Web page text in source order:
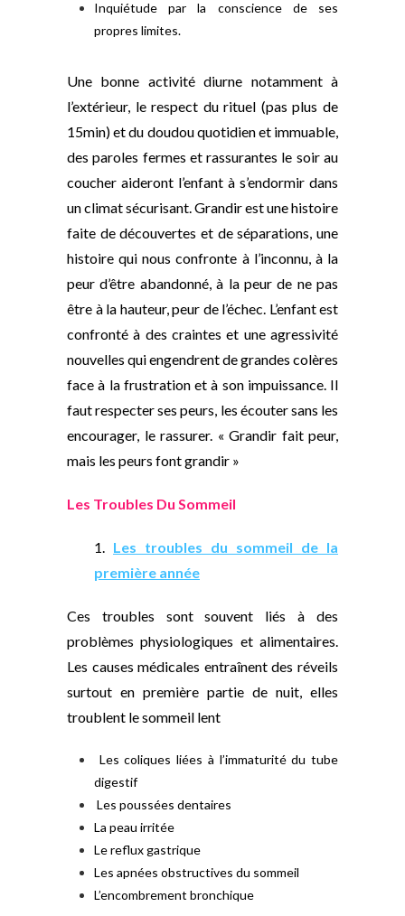
Inquiétude par la conscience de ses
propres limites.
Une bonne activité diurne notamment à
l’extérieur, le respect du rituel (pas plus de
15min) et du doudou quotidien et immuable,
des paroles fermes et rassurantes le soir au
coucher aideront l’enfant à s’endormir dans
un climat sécurisant. Grandir est une histoire
faite de découvertes et de séparations, une
histoire qui nous confronte à l’inconnu, à la
peur d’être abandonné, à la peur de ne pas
être à la hauteur, peur de l’échec. L’enfant est
confronté à des craintes et une agressivité
nouvelles qui engendrent de grandes colères
face à la frustration et à son impuissance. Il
faut respecter ses peurs, les écouter sans les
encourager, le rassurer. « Grandir fait peur,
mais les peurs font grandir »
Les Troubles Du Sommeil
1. Les troubles du sommeil de la
première année
Ces troubles sont souvent liés à des
problèmes physiologiques et alimentaires.
Les causes médicales entraînent des réveils
surtout en première partie de nuit, elles
troublent le sommeil lent
Les coliques liées à l’immaturité du tube
digestif
Les poussées dentaires
La peau irritée
Le reflux gastrique
Les apnées obstructives du sommeil
L’encombrement bronchique